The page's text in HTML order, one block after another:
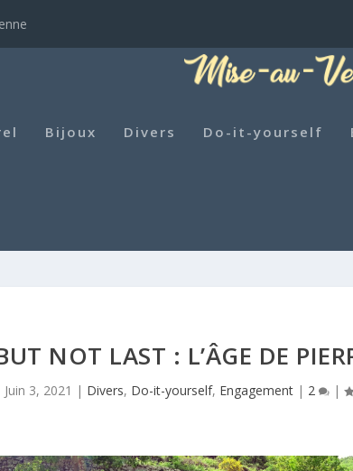
Bijoux Divers Do-it-yourself
NOT LAST : L’ÂGE DE
Juin 3, 2021 | Divers, Do-it-yourself, Engagement| 2 |